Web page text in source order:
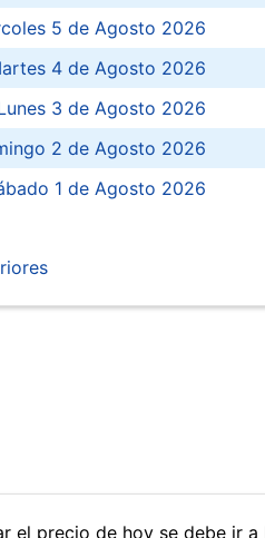
5 de Agosto 2026
4 de Agosto 2026
3 de Agosto 2026
2 de Agosto 2026
1 de Agosto 2026
el precio de hoy se debe ir a